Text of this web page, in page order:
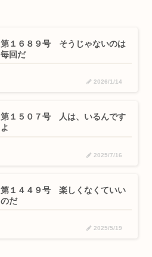
第１６８９号 そうじゃないのは
毎回だ
2026/1/14
第１５０７号 人は、いるんです
よ
2025/7/16
第１４４９号 楽しくなくていい
のだ
2025/5/19